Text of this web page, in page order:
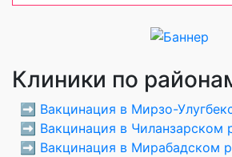
Клиники по
➡️ Вакцинация в Мирзо-
➡️ Вакцинация в Чиланзарском
➡️ Вакцинация в Мирабадском